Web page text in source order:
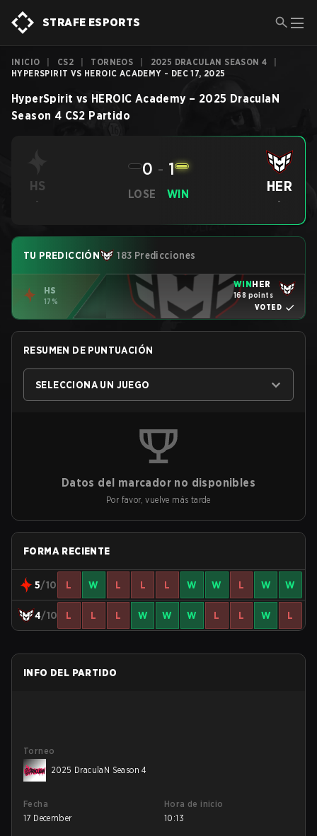
STRAFE ESPORTS
INICIO CS2 TORNEOS 2025 DRACULAN SEASON 4
HYPERSPIRIT VS HEROIC ACADEMY - DEC 17, 2025
HyperSpirit vs HEROIC Academy – 2025 DraculaN
Season 4 CS2 Partido
HS
-
LOSE
0 - 1
WIN HER
-
TU PREDICCIÓN 183 Predicciones
HS
17%
WINHER
168 points
VOTED
RESUMEN DE PUNTUACIÓN
SELECCIONA UN JUEGO
Datos del marcador no disponibles
Por favor, vuelve más tarde
FORMA RECIENTE
5/10 L W L L L W W L W W
4/10 L L L W W W L L W L
INFO DEL PARTIDO
Torneo
2025 DraculaN Season 4
Fecha
17 December
Hora de inicio
10:13